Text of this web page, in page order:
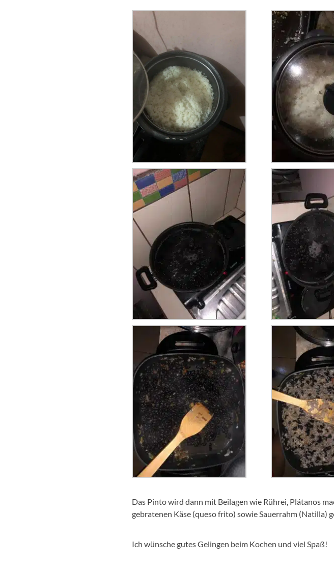
Das Pinto wird dann mit Beilagen wie Rührei, Plátanos
gebratenen Käse (queso frito) sowie Sauerrahm (Natilla)
Ich wünsche gutes Gelingen beim Kochen und viel Spaß!